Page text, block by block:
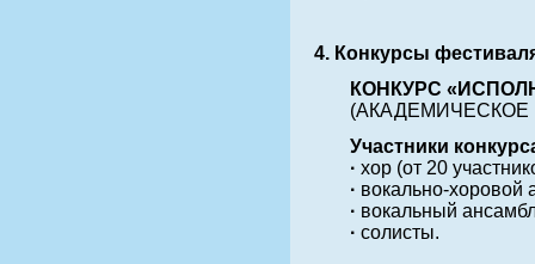
4. Конкурсы
КОНКУРС
(АКАДЕМИЧЕСКОЕ
Участники
· хор (от 20
· вокально-хоровой
· вокальный
· солисты.